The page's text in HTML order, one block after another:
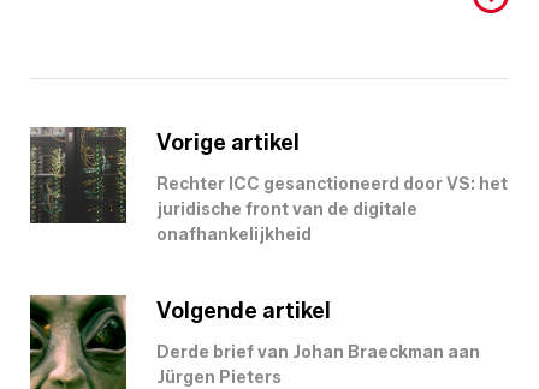
Vorige artikel
Rechter ICC gesanctioneerd door VS: het
juridische front van de digitale
onafhankelijkheid
Volgende artikel
Derde brief van Johan Braeckman aan
Jürgen Pieters